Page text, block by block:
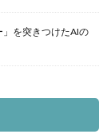
を突きつけたAIの